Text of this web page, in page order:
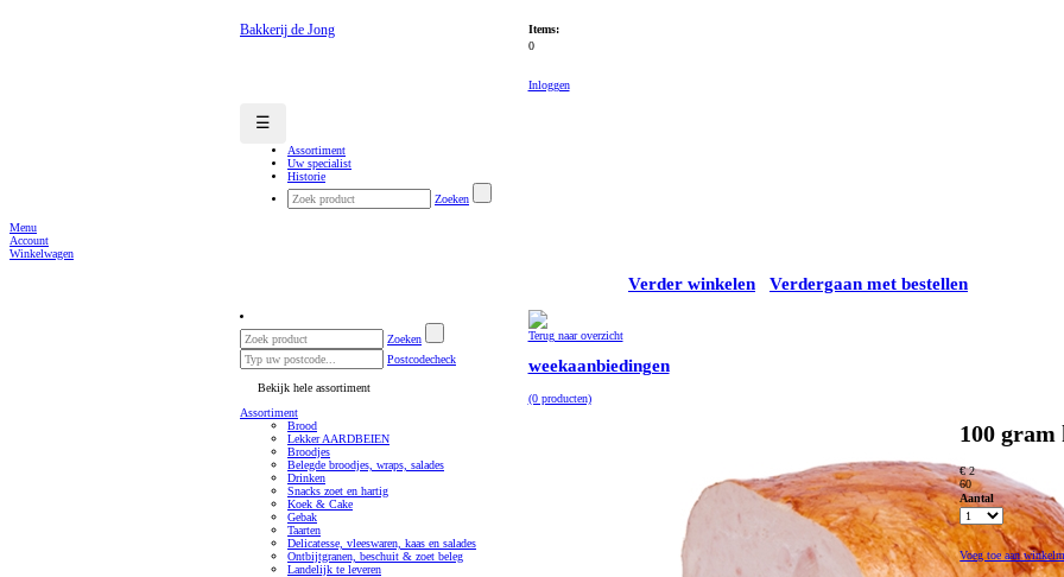
Bakkerij de Jong
Items:
0
Inloggen
☰
Assortiment
Uw specialist
Historie
Zoeken
Menu
Account
Winkelwagen
Verder winkelen Verdergaan met bestellen
Zoeken
Postcodecheck
Bekijk hele assortiment
Assortiment
Brood
Lekker AARDBEIEN
Broodjes
Belegde broodjes, wraps, salades
Drinken
Snacks zoet en hartig
Koek & Cake
Gebak
Taarten
Delicatesse, vleeswaren, kaas en salades
Ontbijtgranen, beschuit & zoet beleg
Landelijk te leveren
Terug naar overzicht
weekaanbiedingen
(0 producten)
100
€ 2
60
Aantal
Voeg toe aan